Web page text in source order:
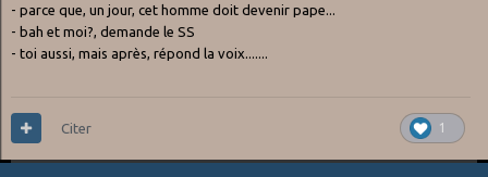
- parce que, un jour, cet homme doit devenir pape...
- bah et moi?, demande le SS
- toi aussi, mais après, répond la voix.......
1
Citer